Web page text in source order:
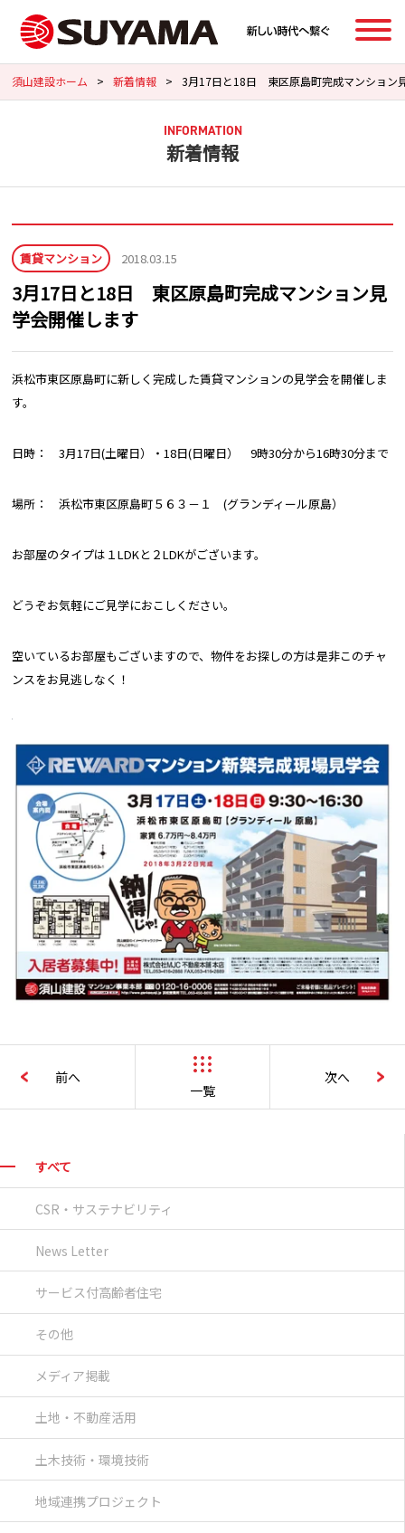
須山建設ホーム > 新着情報 > 3月17日と18日 東区原島町完成マンション
新着情報
INFORMATION
すべて
CSR・サステナビリティ
News Letter
サービス付高齢者住宅
その他
メディア掲載
土地・不動産活用
土木技術・環境技術
地域連携プロジェクト
賃貸マンション 2018.03.15
3月17日と18日 東区原島町完成マンション見
学会開催します
浜松市東区原島町に新しく完成した賃貸マンションの見学会を開催しま
す。
日時： 3月17日(土曜日）・18日(日曜日） 9時30分から16時30分まで
場所： 浜松市東区原島町５６３－１ (グランディール原島）
お部屋のタイプは１LDKと２LDKがございます。
どうぞお気軽にご見学におこしください。
空いているお部屋もございますので、物件をお探しの方は是非このチャ
ンスをお見逃しなく！
前へ
一覧
次へ